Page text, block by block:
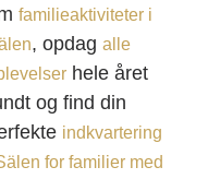
familieaktiviteter i
, opdag alle
hele året
og find din
indkvartering
for familier med